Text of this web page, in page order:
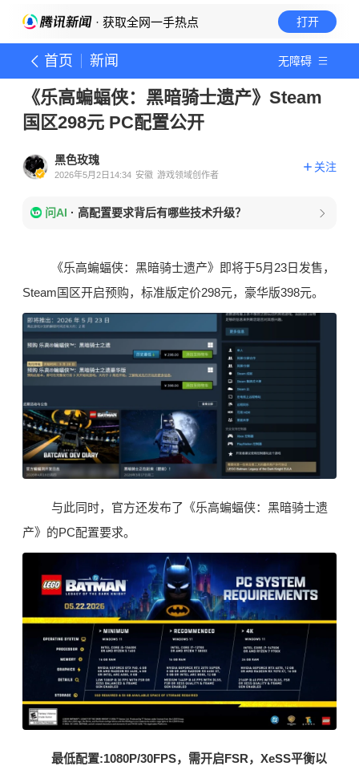
· 获取全网一手热点 打开
首页 新闻 无障碍
《乐高蝙蝠侠：黑暗骑士遗产》Steam
国区298元 PC配置公开
黑色玫瑰
2026年5月2日14:34 安徽 游戏领域创作者
关注
问AI · 高配置要求背后有哪些技术升级？
《乐高蝙蝠侠：黑暗骑士遗产》即将于5月23日发售，
Steam国区开启预购，标准版定价298元，豪华版398元。
与此同时，官方还发布了《乐高蝙蝠侠：黑暗骑士遗
产》的PC配置要求。
最低配置:1080P/30FPS，需开启FSR，XeSS平衡以